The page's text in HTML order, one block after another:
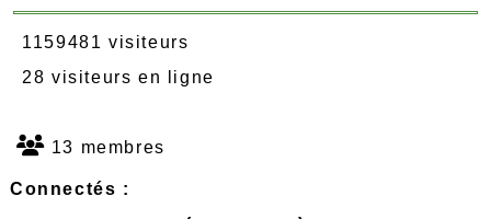
1159481 visiteurs
28 visiteurs en ligne
13 membres
Connectés :